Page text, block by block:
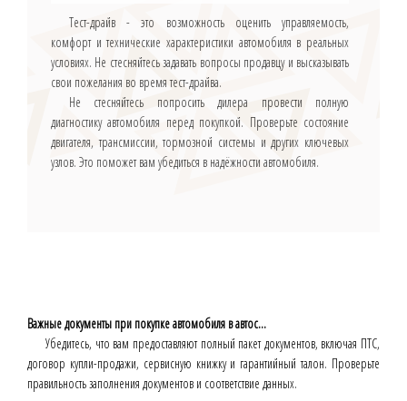
Тест-драйв - это возможность оценить управляемость,
комфорт и технические характеристики автомобиля в реальных
условиях. Не стесняйтесь задавать вопросы продавцу и высказывать
свои пожелания во время тест-драйва.
Не стесняйтесь попросить дилера провести полную
диагностику автомобиля перед покупкой. Проверьте состояние
двигателя, трансмиссии, тормозной системы и других ключевых
узлов. Это поможет вам убедиться в надёжности автомобиля.
Важные документы при покупке автомобиля в автос...
Убедитесь, что вам предоставляют полный пакет документов, включая ПТС,
договор купли-продажи, сервисную книжку и гарантийный талон. Проверьте
правильность заполнения документов и соответствие данных.